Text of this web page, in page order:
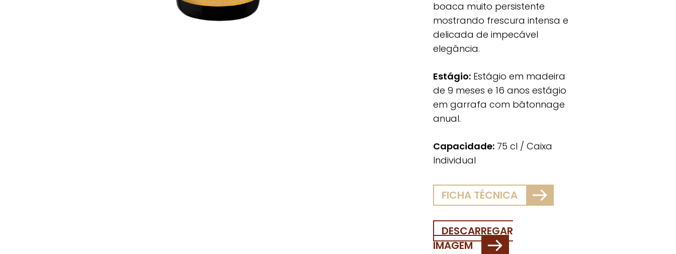
boaca muito persistente
mostrando frescura intensa e
delicada de impecável
elegância.
Estágio: Estágio em madeira
de 9 meses e 16 anos estágio
em garrafa com bâtonnage
anual.
Capacidade: 75 cl / Caixa
Individual
FICHA TÉCNICA
DESCARREGAR
IMAGEM